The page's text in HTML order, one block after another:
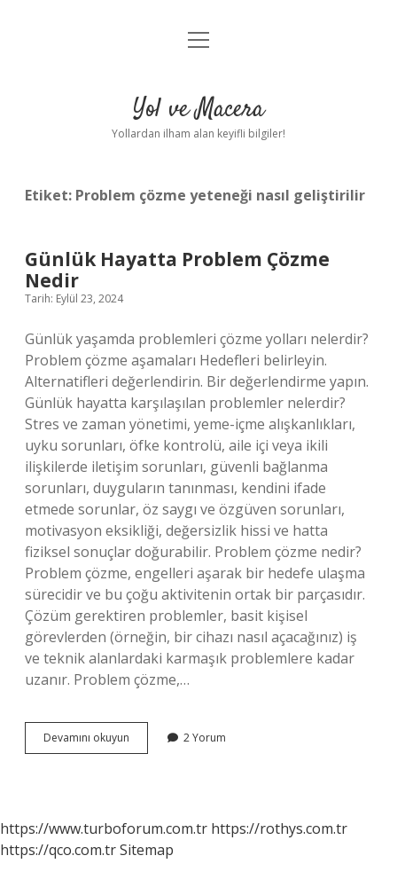
Anasayfa
Yasal Uyarı
menüyü
Yol ve Macera
Yollardan ilham alan keyifli bilgiler!
Etiket: Problem çözme yeteneği nasıl geliştirilir
Günlük Hayatta Problem Çözme
Nedir
Tarih: Eylül 23, 2024
Günlük yaşamda problemleri çözme yolları nelerdir?
Problem çözme aşamaları Hedefleri belirleyin.
Alternatifleri değerlendirin. Bir değerlendirme yapın.
Günlük hayatta karşılaşılan problemler nelerdir?
Stres ve zaman yönetimi, yeme-içme alışkanlıkları,
uyku sorunları, öfke kontrolü, aile içi veya ikili
ilişkilerde iletişim sorunları, güvenli bağlanma
sorunları, duyguların tanınması, kendini ifade
etmede sorunlar, öz saygı ve özgüven sorunları,
motivasyon eksikliği, değersizlik hissi ve hatta
fiziksel sonuçlar doğurabilir. Problem çözme nedir?
Problem çözme, engelleri aşarak bir hedefe ulaşma
sürecidir ve bu çoğu aktivitenin ortak bir parçasıdır.
Çözüm gerektiren problemler, basit kişisel
görevlerden (örneğin, bir cihazı nasıl açacağınız) iş
ve teknik alanlardaki karmaşık problemlere kadar
uzanır. Problem çözme,…
Devamını okuyun
Hayatta
2 Yorum
https://www.turboforum.com.tr https://rothys.com.tr
https://qco.com.trSitemap